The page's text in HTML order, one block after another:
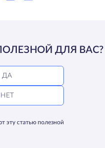
ДЛЯ ВАС?
ДА
НЕТ
эту статью полезной